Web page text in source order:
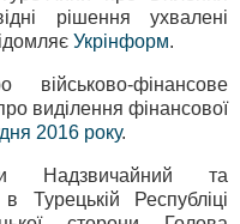
рішення ухвалені
Укрінформ.
фінансове
виділення фінансової
2016 року.
Надзвичайний та
Республіці